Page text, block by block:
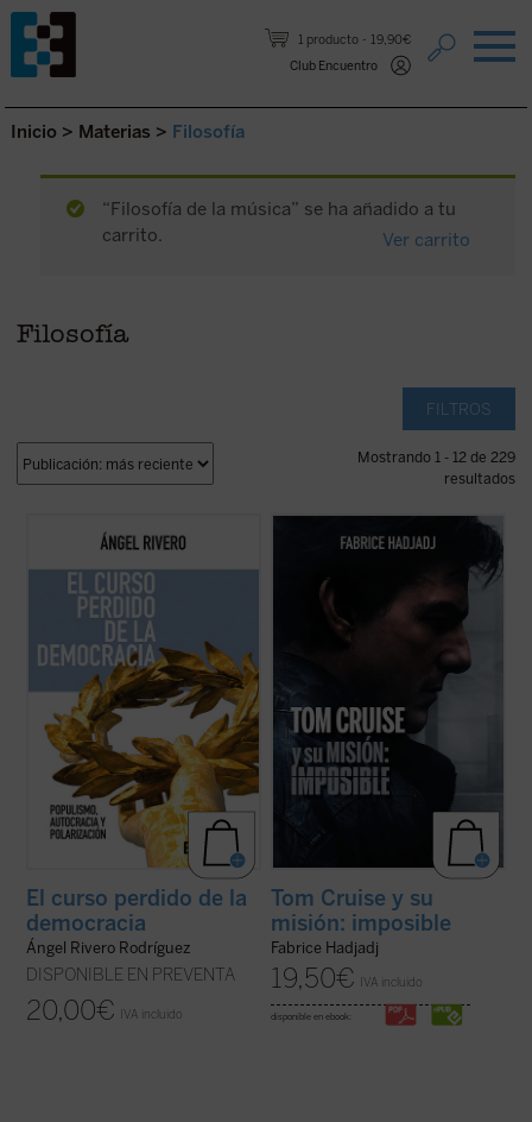
1 producto
19,90€
Club Encuentro
Saltar al contenido.
Inicio > Materias > Filosofía
“Filosofía de la música” se ha añadido a tu
carrito.
Ver carrito
Filosofía
FILTROS
Mostrando 1 - 12 de 229
resultados
Apelando a una rica tradición de
pensamiento que hunde sus raíces en la
Juan de Mariana, Rivero analiza con
agudeza cómo el consenso constitucional
de 1978 se ha visto fracturado por la
(ver ficha)
El curso perdido de la
democracia
Ángel Rivero Rodríguez
DISPONIBLE EN PREVENTA
20,00€ IVA incluido
cine. Cuando un actor se convierte en
inevitablemente refleja algo de su época.
Por eso, al hablar de Tom, hablamos
filosofía, teología y ...
(ver ficha)
Tom Cruise y su
misión: imposible
Fabrice Hadjadj
19,50€ IVA incluido
disponible en ebook: